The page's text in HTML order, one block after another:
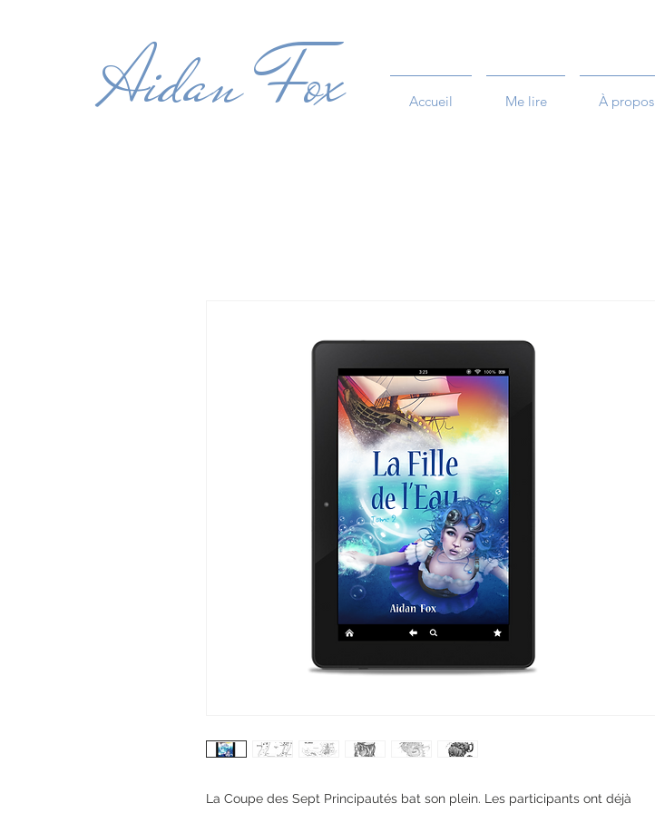
Aidan Fox Accueil Me lire À propos
La Coupe des Sept Principautés bat son plein. Les participants ont déjà